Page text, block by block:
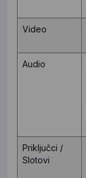
Video
Audio
Priključci /
Slotovi